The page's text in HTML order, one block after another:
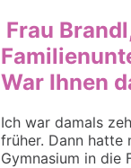
Frau
War Ihnen
Ich war damals
früher. Dann hatte
Gymnasium in die